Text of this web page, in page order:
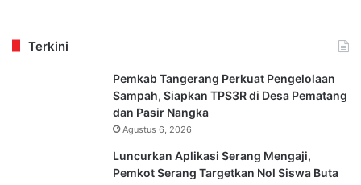
Terkini
Pemkab Tangerang Perkuat Pengelolaan
Sampah, Siapkan TPS3R di Desa Pematang
dan Pasir Nangka
Agustus 6, 2026
Luncurkan Aplikasi Serang Mengaji,
Pemkot Serang Targetkan Nol Siswa Buta